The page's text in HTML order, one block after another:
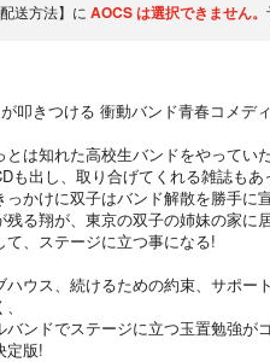
送方法】に AOCSは選択できません。
叩きつける 衝動バンド青春コメデ
は知れた高校生バンドをやってい
も出し、取り合げてくれる雑誌もあ
かけに双子はバンド解散を勝手に
残る翔が、東京の双子の姉妹の家に
て、ステージに立つ事になる!
ハウス、続けるための約束、サポー
バンドでステージに立つ玉置勉強が
定版!